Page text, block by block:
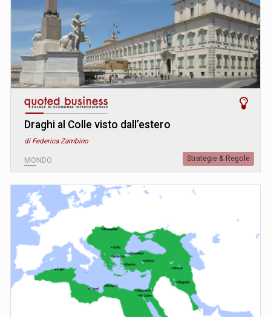
Draghi al Colle visto dall’estero
di Federica Zambino
MONDO Strategie & Regole